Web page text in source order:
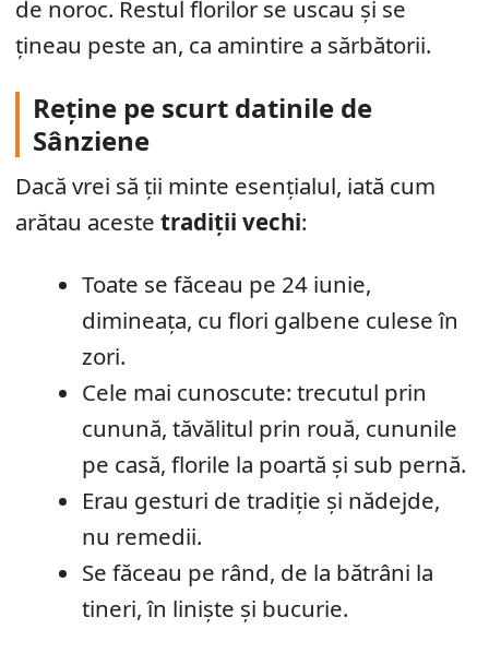
de noroc. Restul florilor se uscau și se
țineau peste an, ca amintire a sărbătorii.
Reține pe scurt datinile de
Sânziene
Dacă vrei să ții minte esențialul, iată cum
arătau aceste tradiții vechi:
Toate se făceau pe 24 iunie,
dimineața, cu flori galbene culese în
zori.
Cele mai cunoscute: trecutul prin
cunună, tăvălitul prin rouă, cununile
pe casă, florile la poartă și sub pernă.
Erau gesturi de tradiție și nădejde,
nu remedii.
Se făceau pe rând, de la bătrâni la
tineri, în liniște și bucurie.